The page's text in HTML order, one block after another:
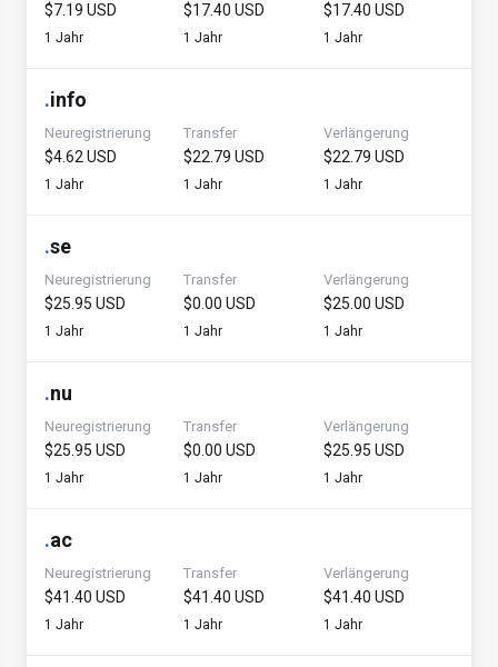
$7.19 USD
1 Jahr
$17.40 USD
1 Jahr
$17.40 USD
1 Jahr
.info
Neuregistrierung
$4.62 USD
1 Jahr
Transfer
$22.79 USD
1 Jahr
Verlängerung
$22.79 USD
1 Jahr
.se
Neuregistrierung
$25.95 USD
1 Jahr
Transfer
$0.00 USD
1 Jahr
Verlängerung
$25.00 USD
1 Jahr
.nu
Neuregistrierung
$25.95 USD
1 Jahr
Transfer
$0.00 USD
1 Jahr
Verlängerung
$25.95 USD
1 Jahr
.ac
Neuregistrierung
$41.40 USD
1 Jahr
Transfer
$41.40 USD
1 Jahr
Verlängerung
$41.40 USD
1 Jahr